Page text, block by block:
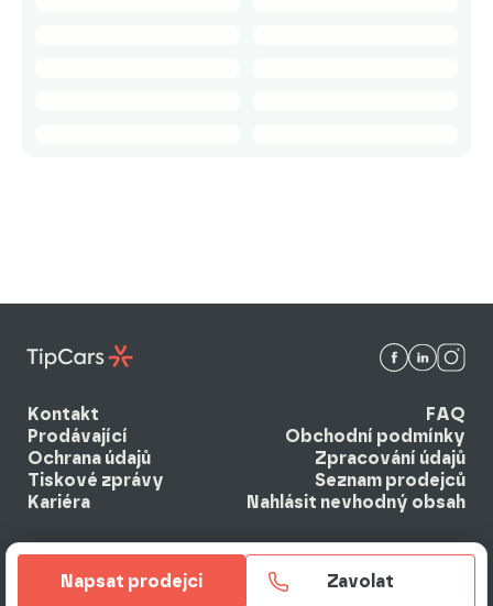
Napsat prodejci Zavolat
Kontakt
FAQ
Prodávající
Obchodní podmínky
Ochrana údajů
Zpracování údajů
Tiskové zprávy
Seznam prodejců
Kariéra
Nahlásit nevhodný obsah
© 2026 EBM system k.s. Všechna práva vyhrazena.